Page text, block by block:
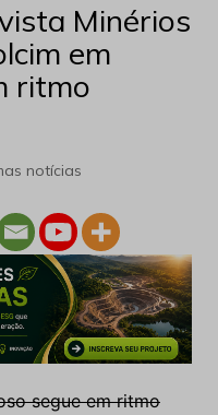
Minérios
em
ritmo
notícias
segue em ritmo